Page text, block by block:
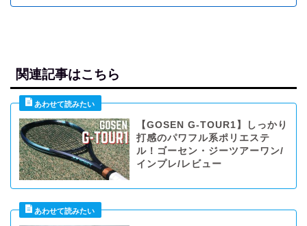
関連記事はこちら
【GOSEN G-TOUR1】しっかり
打感のパワフル系ポリエステ
ル！ゴーセン・ジーツアーワン/
インプレ/レビュー